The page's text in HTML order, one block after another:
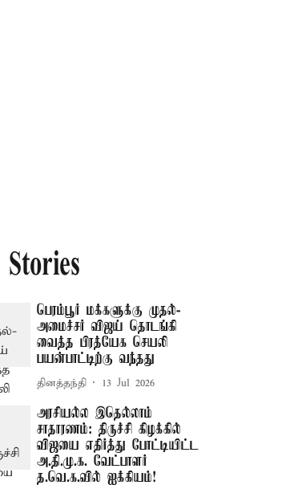
பெரம்பூர் மக்களுக்கு முதல்-
அமைச்சர் விஜய் தொடங்கி
வைத்த பிரத்யேக செயலி
பயன்பாட்டிற்கு வந்தது
தினத்தந்தி 13 Jul 2026
அரசியல்ல இதெல்லாம்
சாதாரணம்: திருச்சி கிழக்கில்
விஜயை எதிர்த்து போட்டியிட்ட
அ.தி.மு.க. வேட்பாளர்
த.வெ.க.வில் ஐக்கியம்!